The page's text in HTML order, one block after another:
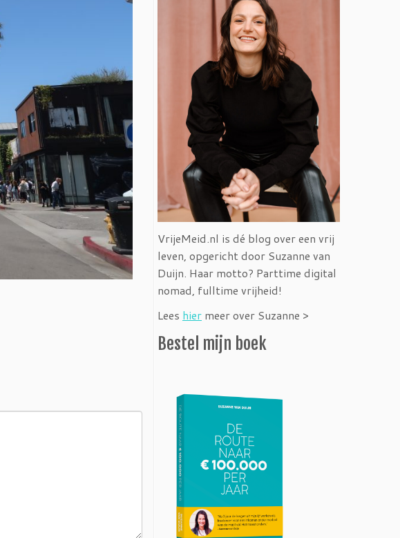
VrijeMeid.nl is dé blog over een vrij
leven, opgericht door Suzanne van
Duijn. Haar motto? Parttime digital
nomad, fulltime vrijheid!
Lees hier meer over Suzanne >
Bestel mijn boek